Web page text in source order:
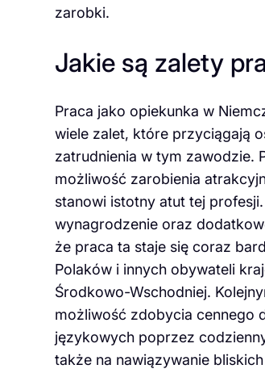
zarobki.
Jakie są zalety
Praca jako opiekunka w
wiele zalet, które przyciągają
zatrudnienia w tym zawodzie.
możliwość zarobienia
stanowi istotny atut tej
wynagrodzenie oraz
że praca ta staje się coraz
Polaków i innych obywateli
Środkowo-Wschodniej.
możliwość zdobycia cennego
językowych poprzez
także na nawiązywanie